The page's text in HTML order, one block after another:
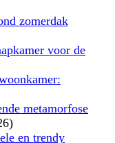
zomerdak
voor de
metamorfose
en trendy